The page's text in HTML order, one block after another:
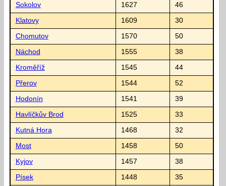
Sokolov 1627 46
Klatovy 1609 30
Chomutov 1570 50
Náchod 1555 38
Kroměříž 1545 44
Přerov 1544 52
Hodonín 1541 39
Havlíčkův Brod 1525 33
Kutná Hora 1468 32
Most 1458 50
Kyjov 1457 38
Písek 1448 35